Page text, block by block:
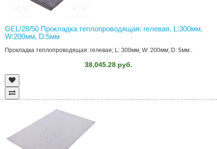
GEL/28/50 Прокладка теплопроводящая: гелевая, L:300мм,
W:200мм, D:5мм
Прокладка теплопроводящая: гелевая; L: 300мм; W: 200мм; D: 5мм..
38,045.28 руб.